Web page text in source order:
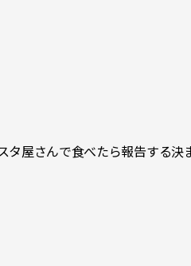
タ屋さんで食べたら報告する決ま